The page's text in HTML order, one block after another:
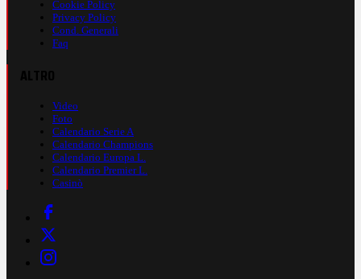
Cookie Policy
Privacy Policy
Cond. Generali
Faq
Video
Foto
Calendario Serie A
Calendario Champions
Calendario Europa L.
Calendario Premier L.
Casinò